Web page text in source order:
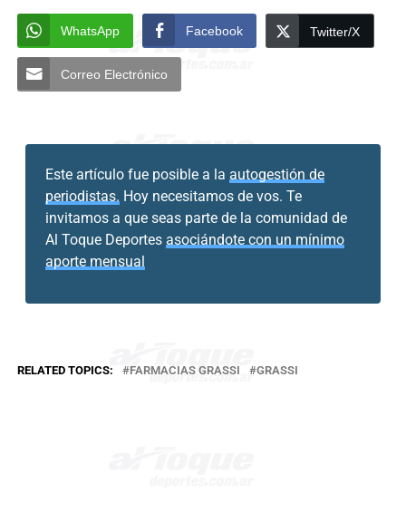
WhatsApp Facebook Twitter/X
Correo Electrónico
Este artículo fue posible a la autogestión de
periodistas. Hoy necesitamos de vos. Te
invitamos a que seas parte de la comunidad de
Al Toque Deportes asociándote con un mínimo
aporte mensual
RELATED TOPICS: FARMACIAS GRASSI GRASSI